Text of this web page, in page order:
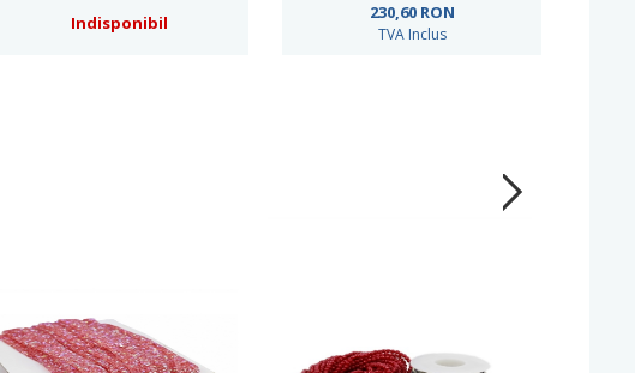
Indisponibil
230,60 RON
TVA Inclus